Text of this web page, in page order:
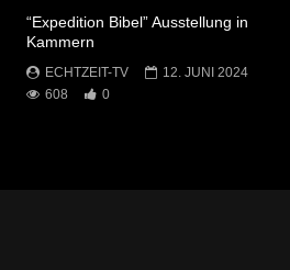
“Expedition Bibel” Ausstellung in
Kammern
ECHTZEIT-TV
12. JUNI 2024
608
0